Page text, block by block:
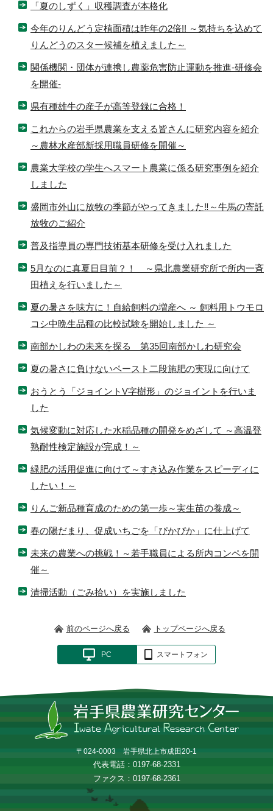
「夏のしずく」収穫調査が本格化
今年のりんどう定植面積は昨年の2倍!! ～気持ちを込めて
りんどうのスター候補を植えました～
関係機関・団体が連携し農薬危害防止運動を推進-研修会
を開催-
県有種雄牛の産子が高等登録に合格！
これからの岩手県農業を支える皆さんに研究内容を紹介
～農林水産部新採用職員研修を開催～
農業大学校の学生へスマート農業に係る研究事例を紹介
しました
盛岡市外山に放牧の季節がやってきました‼～牛馬の寄託
放牧のご紹介
普及指導員の専門技術基本研修を受け入れました
5月なのに真夏日目前？！ ～県北農業研究所で所内一斉
田植えを行いました～
夏の暑さを味方に！自給飼料の増産へ ～ 飼料用トウモロ
コシ中晩生品種の比較試験を開始しました ～
南部かしわの未来を探る 第35回南部かしわ研究会
夏の暑さに負けないペースト二段施肥の実現に向けて
おうとう「ジョイントV字樹形」のジョイントを行いま
した
気候変動に対応した水稲品種の開発をめざして ～高温登
熟耐性検定施設が完成！～
緑肥の活用促進に向けて～すき込み作業をスピーディに
したい！～
りんご新品種育成のための第一歩～実生苗の養成～
春の陽だまり、促成いちごを「ぴかぴか」に仕上げて
未来の農業への挑戦！～若手職員による所内コンペを開
催～
清掃活動（ごみ拾い）を実施しました
前のページへ戻る トップページへ戻る
PC スマートフォン
〒024-0003 岩手県北上市成田20-1
代表電話：0197-68-2331
ファクス：0197-68-2361